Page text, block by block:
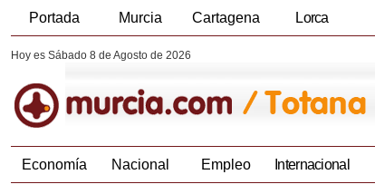
Portada Murcia Cartagena Lorca
Hoy es Sábado 8 de Agosto de 2026
Economía Nacional Empleo Internacional